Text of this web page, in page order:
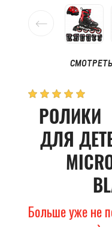
РОЛИКИ
ДЛЯ
Больше уже не